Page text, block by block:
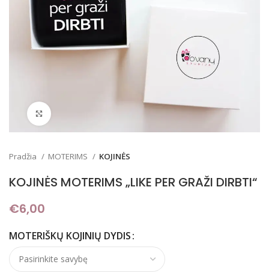
Pradžia MOTERIMS KOJINĖS
KOJINĖS MOTERIMS „LIKE PER GRAŽI DIRBTI“
€6,00
MOTERIŠKŲ KOJINIŲ DYDIS